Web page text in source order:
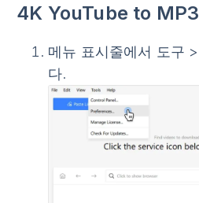
4K YouTube to MP3
메뉴 표시줄에서 도구 >
다.